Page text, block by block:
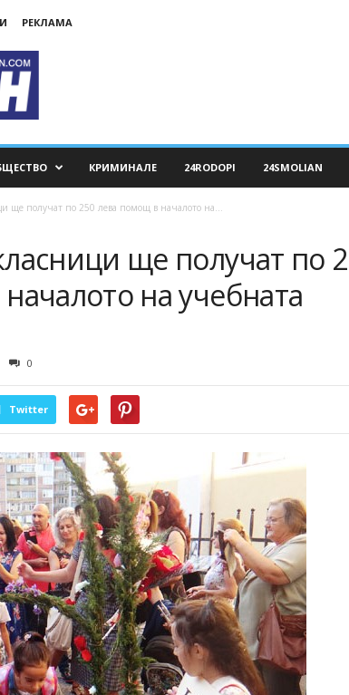
РЕКЛАМА
КРИМИНАЛЕ 24RODOPI 24SMOLIAN
ще получат по 250 лева помощ в началото на...
ще получат по
на учебната
0
Twitter